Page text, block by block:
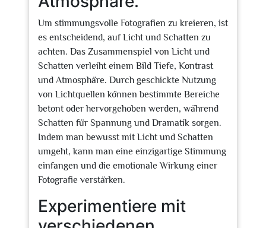
Um stimmungsvolle Fotografien zu kreieren, ist
es entscheidend, auf Licht und Schatten zu
achten. Das Zusammenspiel von Licht und
Schatten verleiht einem Bild Tiefe, Kontrast
und Atmosphäre. Durch geschickte Nutzung
von Lichtquellen können bestimmte Bereiche
betont oder hervorgehoben werden, während
Schatten für Spannung und Dramatik sorgen.
Indem man bewusst mit Licht und Schatten
umgeht, kann man eine einzigartige Stimmung
einfangen und die emotionale Wirkung einer
Fotografie verstärken.
Experimentiere mit